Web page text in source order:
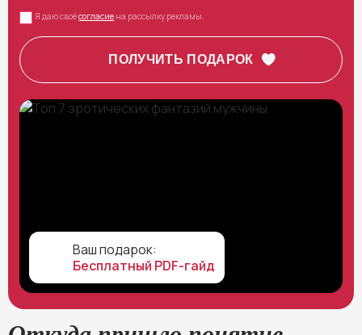
Я даю своёсогласие на рассылку рекламы.
Ваш подарок:
Бесплатный PDF-гайд